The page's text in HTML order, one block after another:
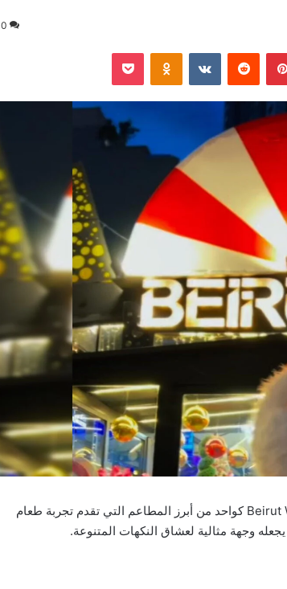
0
بينتيريست ‏Reddit
‏VKontakte
Odnoklassniki
‫Pocket
بيروت، لبنان – وسط أجواء نابضة بالحياة في وسط بيروت، يبرز Beirut Way كواحد من أبرز المطاعم التي تقدم تجربة طعام
يجعله وجهة مثالية لعشاق النكهات المتنوعة.